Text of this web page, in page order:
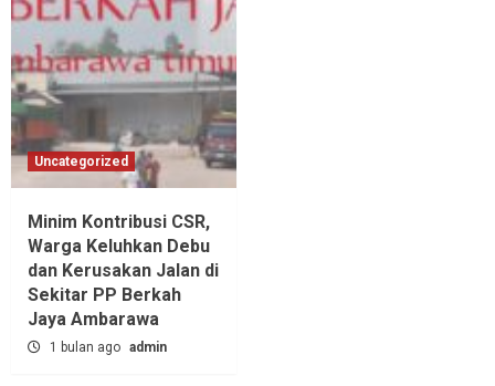
Uncategorized
Minim Kontribusi CSR,
Warga Keluhkan Debu
dan Kerusakan Jalan di
Sekitar PP Berkah
Jaya Ambarawa‎
1 bulan ago admin